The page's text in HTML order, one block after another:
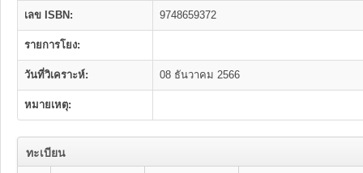
เลข ISBN: 9748659372
รายการโยง:
วันที่วิเคราะห์: 08 ธันวาคม 2566
หมายเหตุ:
ทะเบียน